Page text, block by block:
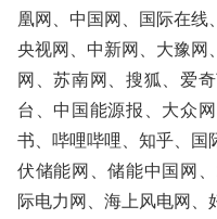
凰网、中国网、国际在线
央视网、中新网、大豫网
网、苏南网、搜狐、爱
台、中国能源报、大众
书、哔哩哔哩、知乎、国
伏储能网、储能中国网 、
际电力网、海上风电网、